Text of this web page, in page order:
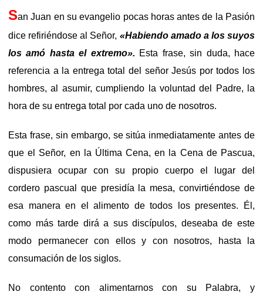
San Juan en su evangelio pocas horas antes de la Pasión
dice refiriéndose al Señor, «Habiendo amado a los suyos
los amó hasta el extremo». Esta frase, sin duda, hace
referencia a la entrega total del señor Jesús por todos los
hombres, al asumir, cumpliendo la voluntad del Padre, la
hora de su entrega total por cada uno de nosotros.
Esta frase, sin embargo, se sitúa inmediatamente antes de
que el Señor, en la Última Cena, en la Cena de Pascua,
dispusiera ocupar con su propio cuerpo el lugar del
cordero pascual que presidía la mesa, convirtiéndose de
esa manera en el alimento de todos los presentes. Él,
como más tarde dirá a sus discípulos, deseaba de este
modo permanecer con ellos y con nosotros, hasta la
consumación de los siglos.
No contento con alimentarnos con su Palabra, y